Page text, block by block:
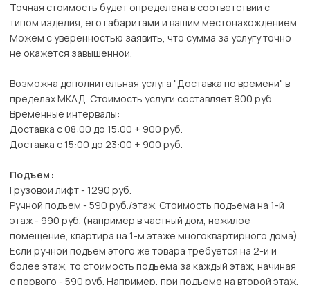
Точная стоимость будет определена в соответствии с
типом изделия, его габаритами и вашим местонахождением.
Можем с уверенностью заявить, что сумма за услугу точно
не окажется завышенной.
Возможна дополнительная услуга "Доставка по времени" в
пределах МКАД. Стоимость услуги составляет 900 руб.
Временные интервалы:
Доставка с 08:00 до 15:00 + 900 руб.
Доставка с 15:00 до 23:00 + 900 руб.
Подъем:
Грузовой лифт - 1290 руб.
Ручной подъем - 590 руб./этаж. Стоимость подъема на 1-й
этаж - 990 руб. (например в частный дом, нежилое
помещение, квартира на 1-м этаже многоквартирного дома).
Если ручной подъем этого же товара требуется на 2-й и
более этаж, то стоимость подъема за каждый этаж, начиная
с первого - 590 руб. Например, при подъеме на второй этаж,